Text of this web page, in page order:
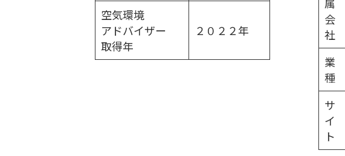
空気環境
アドバイザー
取得年
２０２２年
会
社
業
種
サ
イ
ト